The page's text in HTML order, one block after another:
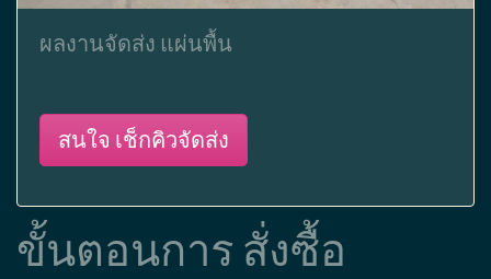
ผลงานจัดส่ง แผ่นพื้น
สนใจ เช็กคิวจัดส่ง
ขั้นตอนการ สั่งซื้อ